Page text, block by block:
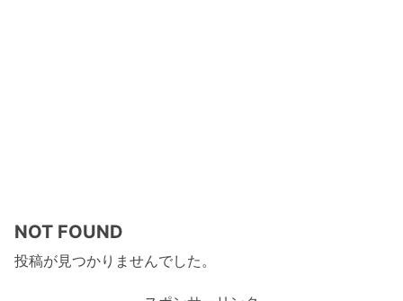
NOT FOUND
投稿が見つかりませんでした。